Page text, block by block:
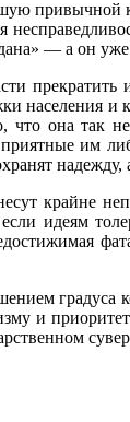
привычной
— а он
населения
она так
приятные им
крайне
идеям
градуса
и